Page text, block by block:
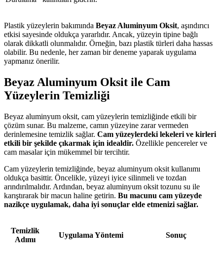
Plastik yüzeylerin bakımında Beyaz Aluminyum Oksit, aşındırıcı
etkisi sayesinde oldukça yararlıdır. Ancak, yüzeyin tipine bağlı
olarak dikkatli olunmalıdır. Örneğin, bazı plastik türleri daha hassas
olabilir. Bu nedenle, her zaman bir deneme yaparak uygulama
yapmanız önerilir.
Beyaz Aluminyum Oksit ile Cam
Yüzeylerin Temizliği
Beyaz aluminyum oksit, cam yüzeylerin temizliğinde etkili bir
çözüm sunar. Bu malzeme, camın yüzeyine zarar vermeden
derinlemesine temizlik sağlar. Cam yüzeylerdeki lekeleri ve kirleri
etkili bir şekilde çıkarmak için idealdir. Özellikle pencereler ve
cam masalar için mükemmel bir tercihtir.
Cam yüzeylerin temizliğinde, beyaz aluminyum oksit kullanımı
oldukça basittir. Öncelikle, yüzeyi iyice silinmeli ve tozdan
arındırılmalıdır. Ardından, beyaz aluminyum oksit tozunu su ile
karıştırarak bir macun haline getirin. Bu macunu cam yüzeyde
nazikçe uygulamak, daha iyi sonuçlar elde etmenizi sağlar.
Temizlik
Adımı
Uygulama Yöntemi Sonuç